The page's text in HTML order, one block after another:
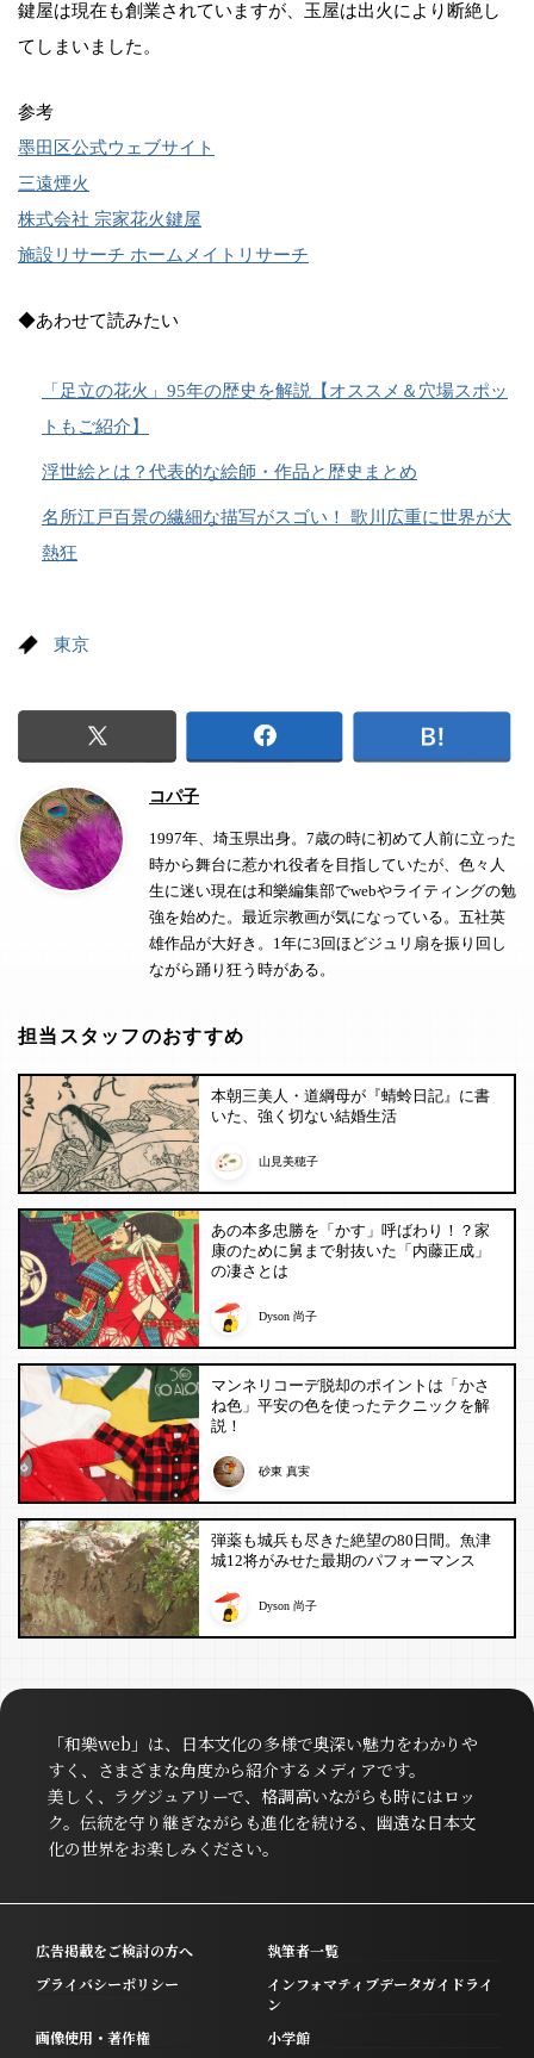
鍵屋は現在も創業されていますが、玉屋は出火により断絶し
てしまいました。
参考
墨田区公式ウェブサイト
三遠煙火
株式会社 宗家花火鍵屋
施設リサーチ ホームメイトリサーチ
◆あわせて読みたい
「足立の花火」95年の歴史を解説【オススメ＆穴場スポッ
トもご紹介】
浮世絵とは？代表的な絵師・作品と歴史まとめ
名所江戸百景の繊細な描写がスゴい！ 歌川広重に世界が大
熱狂
東京
コパ子
1997年、埼玉県出身。7歳の時に初めて人前に立った
時から舞台に惹かれ役者を目指していたが、色々人
生に迷い現在は和樂編集部でwebやライティングの勉
強を始めた。最近宗教画が気になっている。五社英
雄作品が大好き。1年に3回ほどジュリ扇を振り回し
ながら踊り狂う時がある。
担当スタッフのおすすめ
本朝三美人・道綱母が『蜻蛉日記』に書
いた、強く切ない結婚生活
山見美穂子
あの本多忠勝を「かす」呼ばわり！？家
康のために舅まで射抜いた「内藤正成」
の凄さとは
Dyson 尚子
マンネリコーデ脱却のポイントは「かさ
ね色」平安の色を使ったテクニックを解
説！
砂東 真実
弾薬も城兵も尽きた絶望の80日間。魚津
城12将がみせた最期のパフォーマンス
Dyson 尚子
「和樂web」は、日本文化の多様で奥深い魅力をわかりや
すく、さまざまな角度から紹介するメディアです。
美しく、ラグジュアリーで、格調高いながらも時にはロッ
ク。伝統を守り継ぎながらも進化を続ける、幽遠な日本文
化の世界をお楽しみください。
広告掲載をご検討の方へ
執筆者一覧
プライバシーポリシー
インフォマティブデータガイドライ
ン
画像使用・著作権
小学館